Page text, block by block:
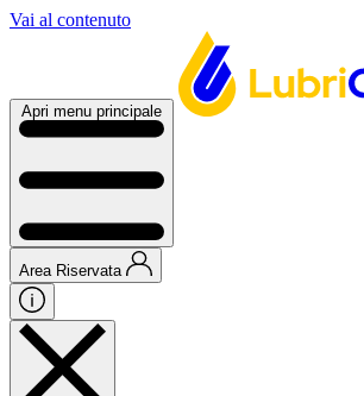
Vai al contenuto
Apri menu principale
Area Riservata